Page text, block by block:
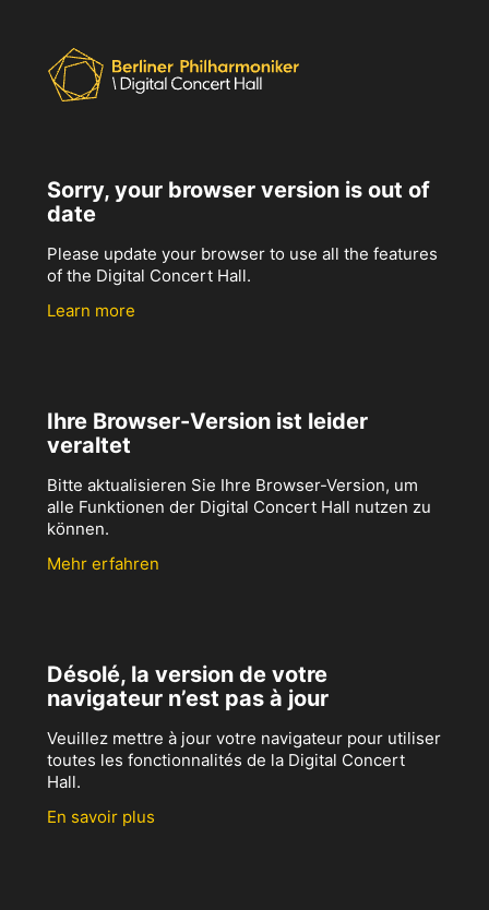
Sorry, your browser version is out of
date
Please update your browser to use all the features
of the Digital Concert Hall.
Learn more
Ihre Browser-Version ist leider
veraltet
Bitte aktualisieren Sie Ihre Browser-Version, um
alle Funktionen der Digital Concert Hall nutzen zu
können.
Mehr erfahren
Désolé, la version de votre
navigateur n’est pas à jour
Veuillez mettre à jour votre navigateur pour utiliser
toutes les fonctionnalités de la Digital Concert
Hall.
En savoir plus